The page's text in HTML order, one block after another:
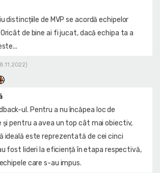
distincțiile de MVP se acordă echipelor
de bine ai fi jucat, dacă echipa ta a
ul. Pentru a nu încăpea loc de
pentru a avea un top cât mai obiectiv,
ideală este reprezentată de cei cinci
fost lideri la eficiență în etapa respectivă,
care s-au impus.